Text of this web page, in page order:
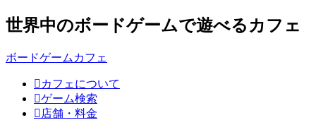
世界中のボードゲームで遊べるカフェ
ボードゲームカフェ
カフェについて
ゲーム検索
店舗・料金